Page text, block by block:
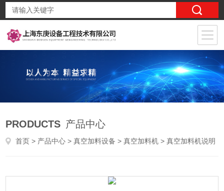
PRODUCTS 产品中心
首页 > 产品中心 >真空加料设备 >真空加料机 > 真空加料机说明